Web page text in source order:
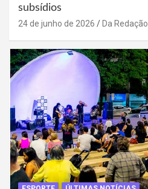
subsídios
24 de junho de 2026 Da Redação